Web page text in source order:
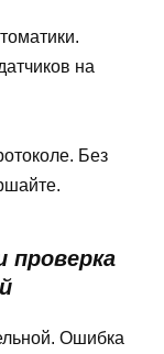
на
Без
проверка
Ошибка